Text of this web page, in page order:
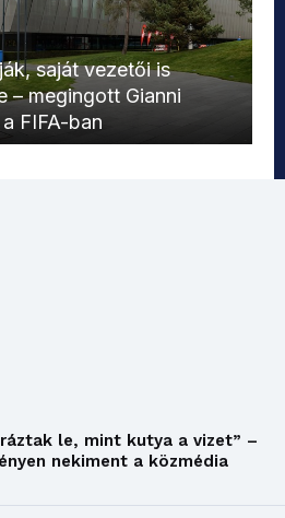
saját vezetői is
– megingott Gianni
FIFA-ban
ráztak le, mint kutya a vizet” –
nekiment a közmédia